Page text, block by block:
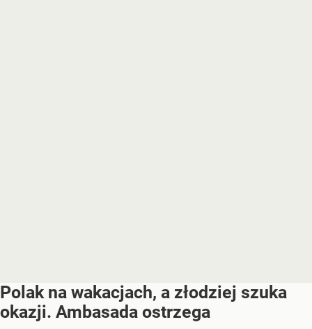
Polak na wakacjach, a złodziej szuka
okazji. Ambasada ostrzega